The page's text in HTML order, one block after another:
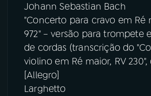
Johann Sebastian Bach
"Concerto para cravo em Ré
972" – versão para trompete
de cordas (transcrição do
violino em Ré maior, RV 230",
[Allegro]
Larghetto